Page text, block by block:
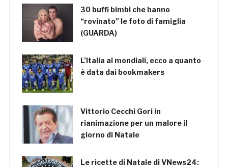
30 buffi bimbi che hanno
“rovinato” le foto di famiglia
(GUARDA)
L’Italia ai mondiali, ecco a quanto
è data dai bookmakers
Vittorio Cecchi Gori in
rianimazione per un malore il
giorno di Natale
Le ricette di Natale di VNews24: